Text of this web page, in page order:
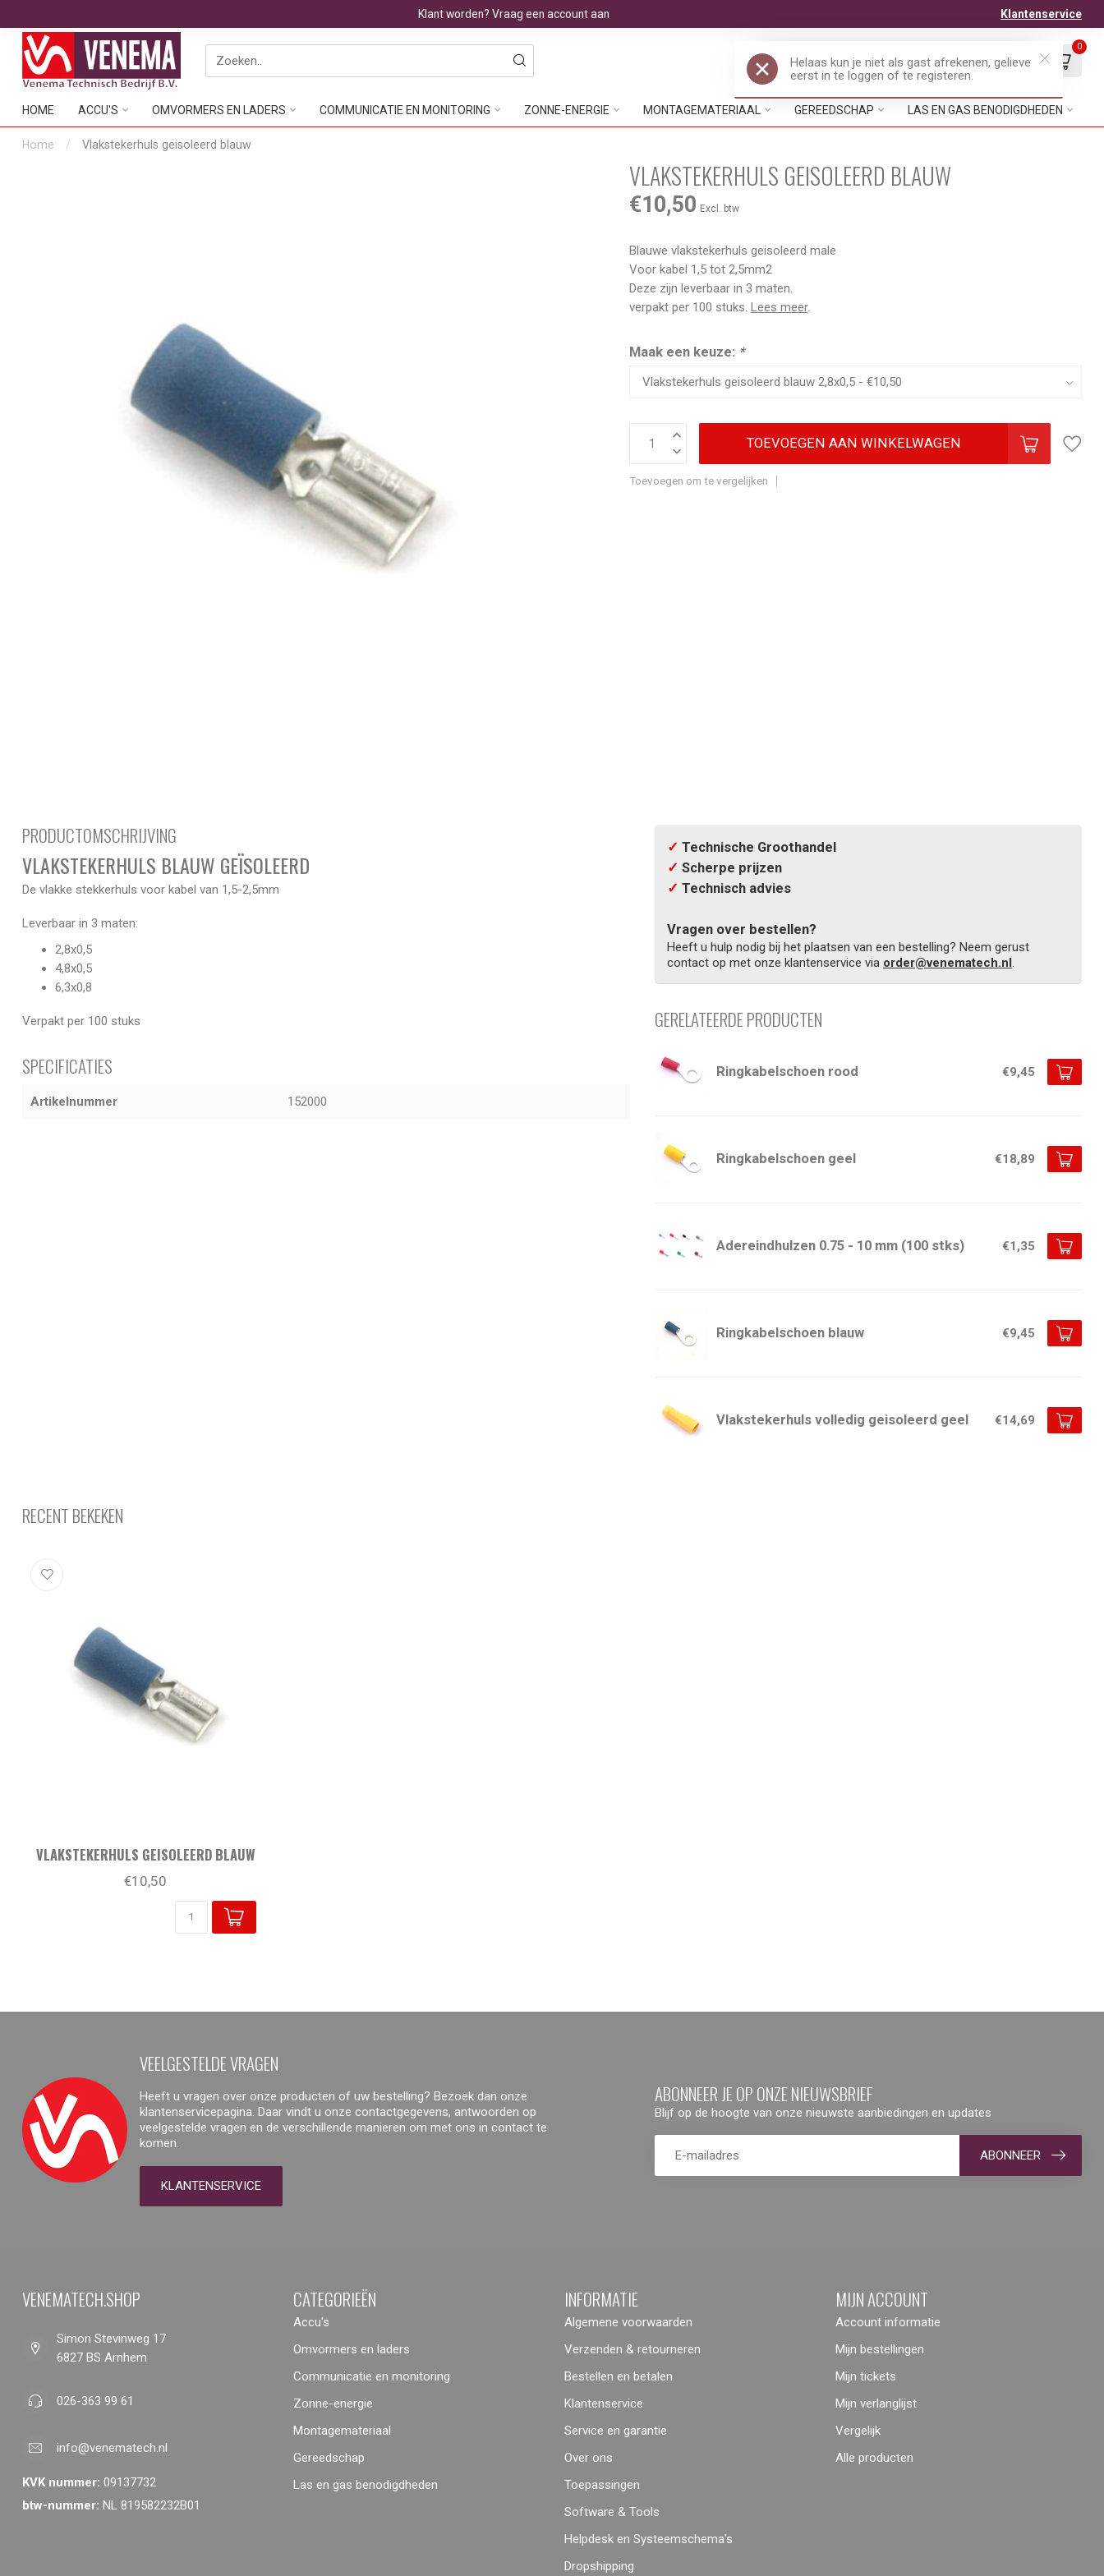
Klant worden? Vraag een account aan Klantenservice
EUR Mijn account Verlanglijst
0
HOME ACCU'S OMVORMERS EN LADERS COMMUNICATIE EN MONITORING ZONNE-ENERGIE MONTAGEMATERIAAL GEREEDSCHAP LAS EN GAS BENODIGDHEDEN
Home / Vlakstekerhuls geisoleerd blauw
VLAKSTEKERHULS GEISOLEERD BLAUW
€10,50 Excl. btw
Blauwe vlakstekerhuls geisoleerd male
Voor kabel 1,5 tot 2,5mm2
Deze zijn leverbaar in 3 maten.
verpakt per 100 stuks.Lees meer.
Maak een keuze: *
TOEVOEGEN AAN WINKELWAGEN
Toevoegen om te vergelijken
PRODUCTOMSCHRIJVING
VLAKSTEKERHULS BLAUW GEÏSOLEERD
De vlakke stekkerhuls voor kabel van 1,5-2,5mm
Leverbaar in 3 maten:
2,8x0,5
4,8x0,5
6,3x0,8
Verpakt per 100 stuks
SPECIFICATIES
Artikelnummer 152000
✓ Technische Groothandel
✓ Scherpe prijzen
✓ Technisch advies
Vragen over bestellen?
Heeft u hulp nodig bij het plaatsen van een bestelling? Neem gerust
contact op met onze klantenservice via order@venematech.nl.
GERELATEERDE PRODUCTEN
Ringkabelschoen rood €9,45
Ringkabelschoen geel €18,89
Adereindhulzen 0.75 - 10 mm (100 stks) €1,35
Ringkabelschoen blauw €9,45
Vlakstekerhuls volledig geisoleerd geel €14,69
RECENT BEKEKEN
VLAKSTEKERHULS GEISOLEERD BLAUW
€10,50
VEELGESTELDE VRAGEN
Heeft u vragen over onze producten of uw bestelling? Bezoek dan onze
klantenservicepagina. Daar vindt u onze contactgegevens, antwoorden op
veelgestelde vragen en de verschillende manieren om met ons in contact te
komen.
KLANTENSERVICE
ABONNEER JE OP ONZE NIEUWSBRIEF
Blijf op de hoogte van onze nieuwste aanbiedingen en updates
ABONNEER
VENEMATECH.SHOP
Simon Stevinweg 17
6827 BS Arnhem
026-363 99 61
info@venematech.nl
KVK nummer: 09137732
btw-nummer: NL 819582232B01
CATEGORIEËN
Accu's
Omvormers en laders
Communicatie en monitoring
Zonne-energie
Montagemateriaal
Gereedschap
Las en gas benodigdheden
INFORMATIE
Algemene voorwaarden
Verzenden & retourneren
Bestellen en betalen
Klantenservice
Service en garantie
Over ons
Toepassingen
Software & Tools
Helpdesk en Systeemschema's
Dropshipping
MIJN ACCOUNT
Account informatie
Mijn bestellingen
Mijn tickets
Mijn verlanglijst
Vergelijk
Alle producten